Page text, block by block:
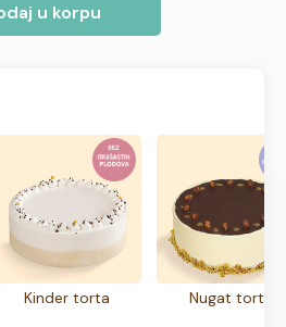
u korpu
Kinder torta Nugat torta